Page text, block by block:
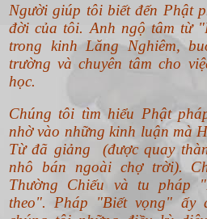
Người giúp tôi biết đến Phật
đời của tôi. Anh ngộ tâm từ
trong kinh Lăng Nghiêm,
trường và chuyên tâm cho
học.
Chúng tôi tìm hiểu Phật
nhờ vào những kinh luận mà
Từ đã giảng (được quay
nhô bán ngoài chợ trời).
Thường Chiếu và tu pháp
theo". Pháp "Biết vọng" ấy